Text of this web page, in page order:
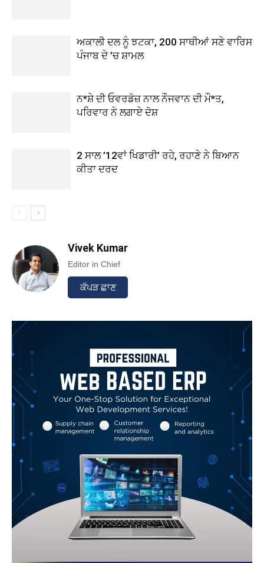
ਅਕਾਲੀ ਦਲ ਨੂੰ ਝਟਕਾ, 200 ਸਾਥੀਆਂ ਸਣੇ ਵਾਰਿਸ
ਪੰਜਾਬ ਦੇ ’ਚ ਸ਼ਾਮਲ
ਨ*ਸ਼ੇ ਦੀ ਓਵਰਡੋਜ਼ ਨਾਲ ਨੌਜਵਾਨ ਦੀ ਮੌ*ਤ,
ਪਰਿਵਾਰ ਨੇ ਲਗਾਏ ਦੋਸ਼
2 ਸਾਲ ’12ਵਾਂ ਖਿਡਾਰੀ’ ਰਹੇ, ਰਹਾਣੇ ਨੇ ਬਿਆਨ
ਕੀਤਾ ਦਰਦ
Vivek Kumar
Editor in Chief
ਕੱਪੜ ਛਾਣ